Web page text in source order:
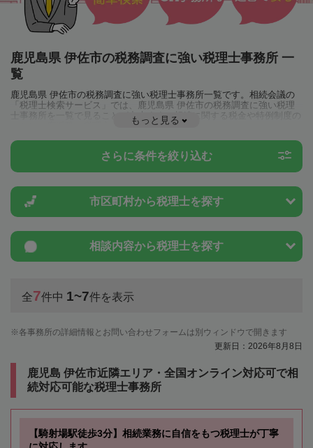
鹿児島県 伊佐市の税務調査に強い税理士事務所 一
覧
鹿児島県 伊佐市の税務調査に強い税理士事務所一覧です。相続会議の
「税理士検索サービス」では、鹿児島県 伊佐市の税務調査に強い税理
士事務所を一覧で見ることが出来ます。相続に関する税金や特例制度の
ことは一度近隣の税理士に相談してみましょう。
もっと見る
さらに条件を絞り込む
市区町村から税理士を探す
相談内容から税理士を探す
全7件中 1~7件を表示
各事務所の詳細情報とお問い合わせフォームは別ウィンドウで開きます
更新日：2026年8月8日
鹿児島 伊佐市近隣エリア・全国オンライン対応可で相
続対応可能な税理士事務所
【騎射場駅徒歩3分】相続業務に自信をもつ税理士が丁寧